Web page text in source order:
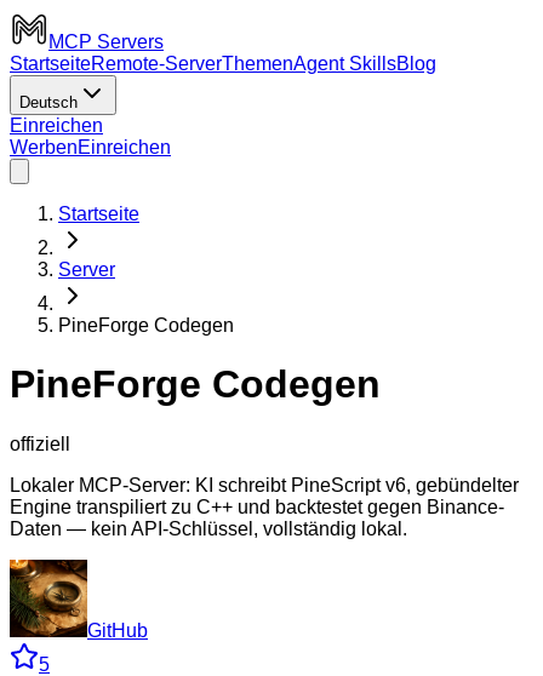
MCP Servers
StartseiteRemote-ServerThemenAgent SkillsBlog
Deutsch
Einreichen
WerbenEinreichen
Startseite
Server
PineForge Codegen
PineForge Codegen
offiziell
Lokaler MCP-Server: KI schreibt PineScript v6, gebündelter
Engine transpiliert zu C++ und backtestet gegen Binance-
Daten — kein API-Schlüssel, vollständig lokal.
GitHub
5